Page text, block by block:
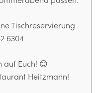
Tischreservierung
6304
auf Euch! 😊
Heitzmann!